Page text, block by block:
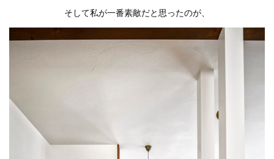
そして私が一番素敵だと思ったのが、